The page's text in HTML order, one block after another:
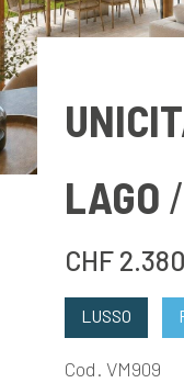
LAGO
CHF
LUSSO
Cod. VM909
ACQUISTA
NEWS
AZIENDA
CONTATTI